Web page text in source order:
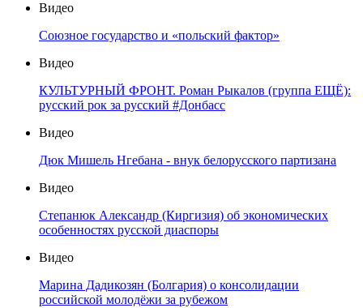
Видео
Союзное государство и «польский фактор»
Видео
КУЛЬТУРНЫЙ ФРОНТ. Роман Рыкалов (группа ЕЩЁ):
русский рок за русский #Донбасс
Видео
Дюк Мишель Нгебана - внук белорусского партизана
Видео
Степанюк Александр (Киргизия) об экономических
особенностях русской диаспоры
Видео
Марина Дадикозян (Болгария) о консолидации
российской молодёжи за рубежом